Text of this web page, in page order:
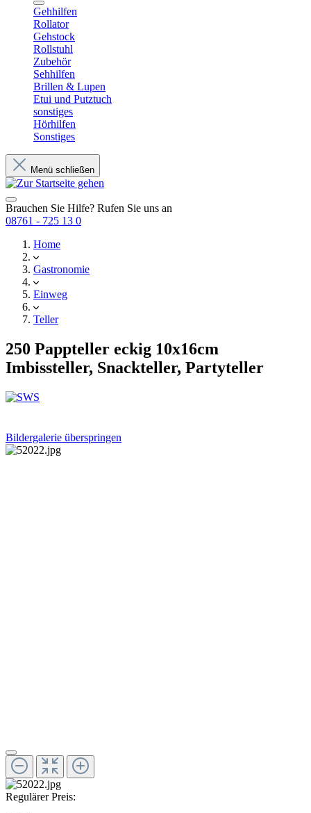
Gehhilfen
Rollator
Gehstock
Rollstuhl
Zubehör
Sehhilfen
Brillen & Lupen
Etui und Putztuch
sonstiges
Hörhilfen
Sonstiges
Menü schließen
Brauchen Sie Hilfe? Rufen Sie uns an
08761 - 725 13 0
Home
Gastronomie
Einweg
Teller
250 Pappteller eckig 10x16cm
Imbissteller, Snackteller, Partyteller
Bildergalerie überspringen
Regulärer Preis: